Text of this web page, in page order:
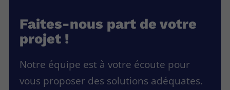
Faites-nous part de votre
projet !
Notre équipe est à votre écoute pour
vous proposer des solutions adéquates.